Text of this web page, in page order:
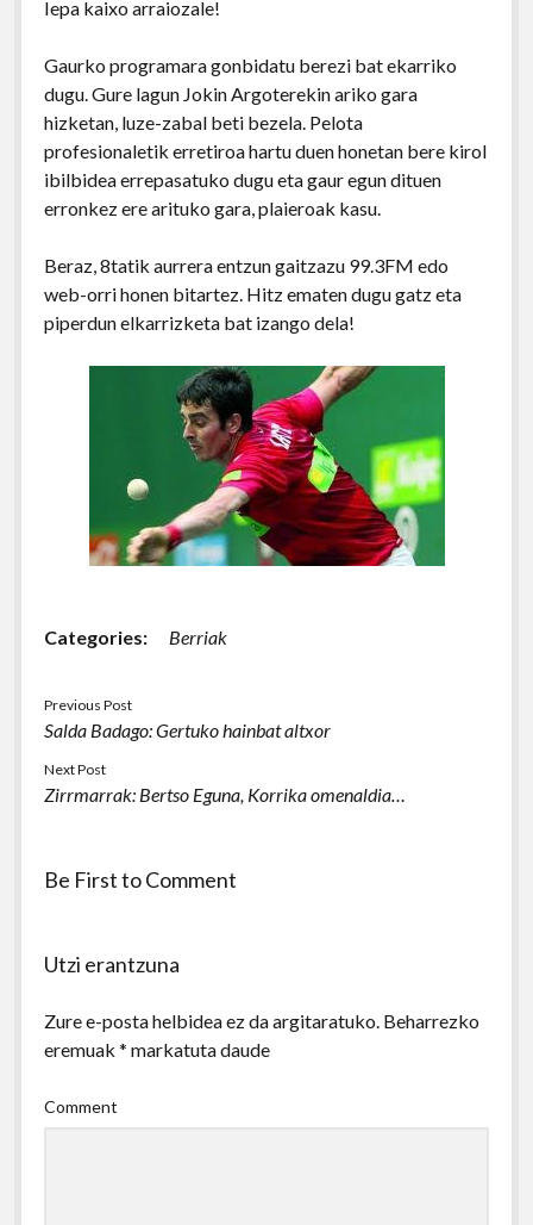
Iepa kaixo arraiozale!
Gaurko programara gonbidatu berezi bat ekarriko
dugu. Gure lagun Jokin Argoterekin ariko gara
hizketan, luze-zabal beti bezela. Pelota
profesionaletik erretiroa hartu duen honetan bere kirol
ibilbidea errepasatuko dugu eta gaur egun dituen
erronkez ere arituko gara, plaieroak kasu.
Beraz, 8tatik aurrera entzun gaitzazu 99.3FM edo
web-orri honen bitartez. Hitz ematen dugu gatz eta
piperdun elkarrizketa bat izango dela!
Categories: Berriak
Previous Post
Salda Badago: Gertuko hainbat altxor
Next Post
Zirrmarrak: Bertso Eguna, Korrika omenaldia…
Be First to Comment
Utzi erantzuna
Zure e-posta helbidea ez da argitaratuko. Beharrezko
eremuak * markatuta daude
Comment